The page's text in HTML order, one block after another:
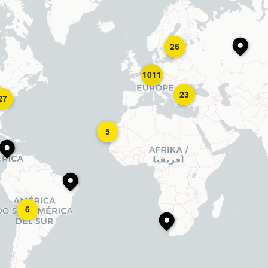
6
26
5
23
1011